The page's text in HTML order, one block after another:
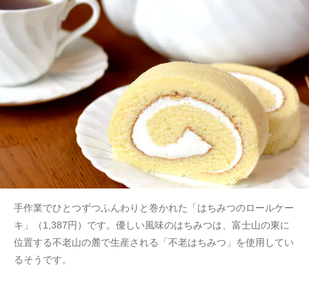
手作業でひとつずつふんわりと巻かれた「はちみつのロールケー
キ」（1,387円）です。優しい風味のはちみつは、富士山の東に
位置する不老山の麓で生産される「不老はちみつ」を使用してい
るそうです。